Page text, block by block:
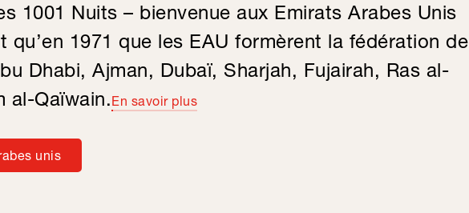
1001 Nuits – bienvenue aux Emirats Arabes Unis
qu’en 1971 que les EAU formèrent la fédération de
Dhabi, Ajman, Dubaï, Sharjah, Fujairah, Ras al-
al-Qaïwain.En savoir plus
unis